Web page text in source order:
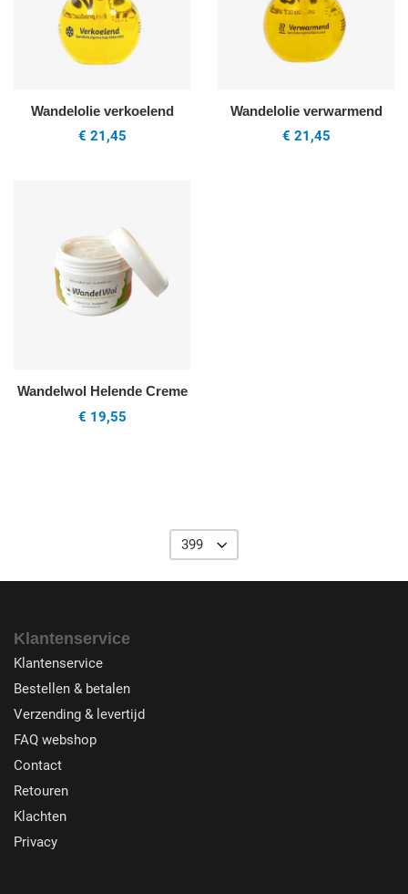
Wandelolie verkoelend
€ 21,45
Wandelolie verwarmend
€ 21,45
Wandelwol Helende Creme
€ 19,55
399
Klantenservice
Klantenservice
Bestellen & betalen
Verzending & levertijd
FAQ webshop
Contact
Retouren
Klachten
Privacy